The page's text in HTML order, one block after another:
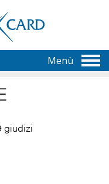
Menù
giudizi